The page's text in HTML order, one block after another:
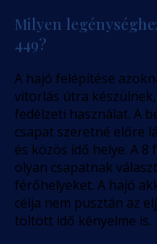
Milyen
449?
A hajó felépítése
vitorlás útra
fedélzeti használat. A
csapat szeretné előre
és közös idő helye. A
olyan csapatnak
férőhelyeket. A hajó
célja nem pusztán az
töltött idő kényelme is.